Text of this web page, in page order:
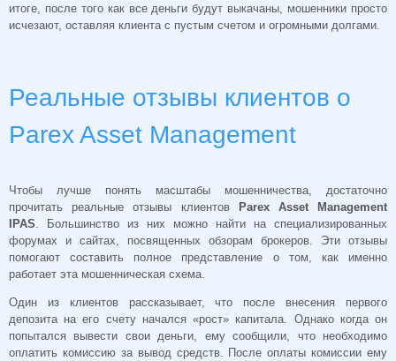
итоге, после того как все деньги будут выкачаны, мошенники просто
исчезают, оставляя клиента с пустым счетом и огромными долгами.
Реальные отзывы клиентов о
Parex Asset Management
Чтобы лучше понять масштабы мошенничества, достаточно
прочитать реальные отзывы клиентов
Parex Asset Management
IPAS . Большинство из них можно найти на специализированных
форумах и сайтах, посвященных обзорам брокеров. Эти отзывы
помогают составить полное представление о том, как именно
работает эта мошенническая схема.
Один из клиентов рассказывает, что после внесения первого
депозита на его счету начался «рост» капитала. Однако когда он
попытался вывести свои деньги, ему сообщили, что необходимо
оплатить комиссию за вывод средств. После оплаты комиссии ему